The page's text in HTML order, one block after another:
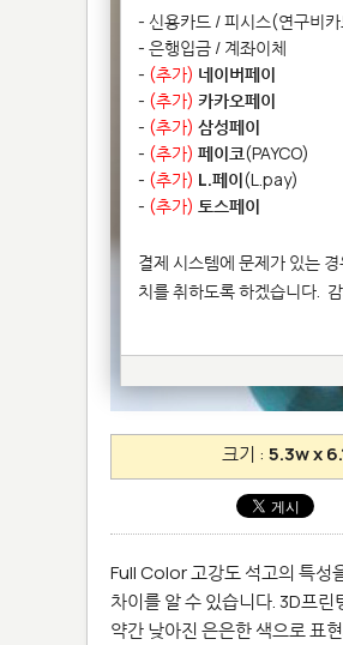
크기 : 5.3w x
Full Color 고강도 석고의 특성
차이를 알 수 있습니다. 3D프
약간 낮아진 은은한 색으로 표
- 신용카드 / 피시스(연구비
- 은행입금 / 계좌이체
- (추가) 네이버페이
- (추가) 카카오페이
- (추가) 삼성페이
- (추가) 페이코(PAYCO)
- (추가) L.페이(L.pay)
- (추가) 토스페이
결제 시스템에 문제가 있는
치를 취하도록 하겠습니다.